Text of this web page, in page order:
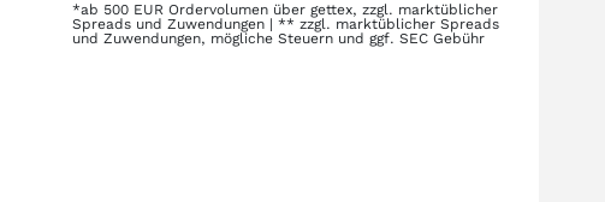
*ab 500 EUR Ordervolumen über gettex, zzgl. marktüblicher
Spreads und Zuwendungen | ** zzgl. marktüblicher Spreads
und Zuwendungen, mögliche Steuern und ggf. SEC Gebühr